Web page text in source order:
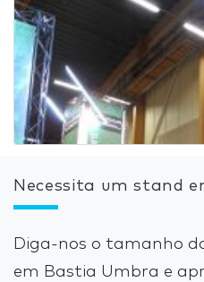
Necessita um stand
Diga-nos o tamanho
em Bastia Umbra e